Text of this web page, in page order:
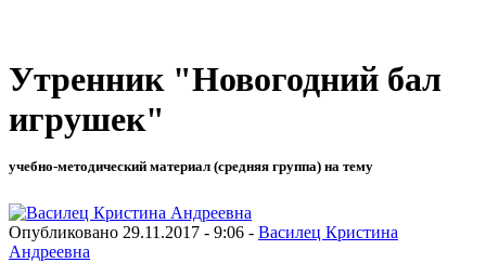
Утренник "Новогодний бал
игрушек"
учебно-методический материал (средняя группа) на тему
Опубликовано 29.11.2017 - 9:06 - Василец Кристина
Андреевна